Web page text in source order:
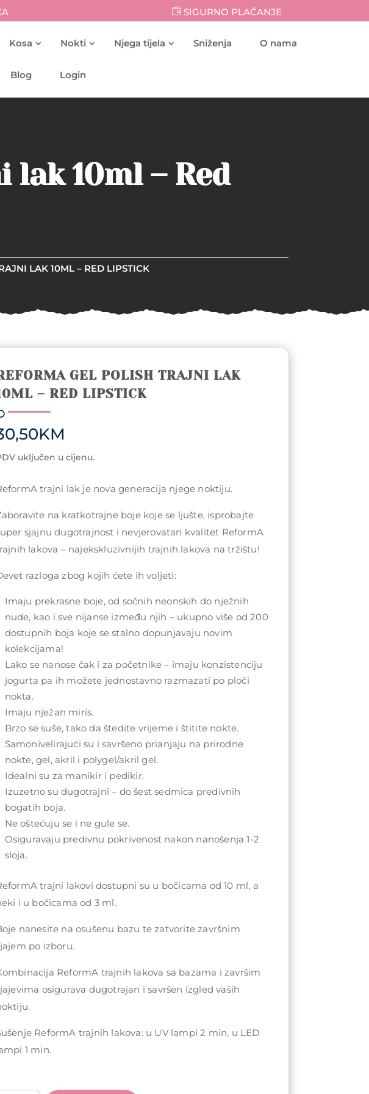
SIGURNO PLAĆANJE
Kosa Nokti Njega tijela Sniženja O nama
Blog Login
lak 10ml – Red
LAK 10ML – RED LIPSTICK
GEL POLISH TRAJNI LAK
– RED LIPSTICK
KM
uključen u cijenu.
trajni lak je nova generacija njege noktiju.
na kratkotrajne boje koje se ljušte, isprobajte
sjajnu dugotrajnost i nevjerovatan kvalitet ReformA
lakova – najekskluzivnijih trajnih lakova na tržištu!
razloga zbog kojih ćete ih voljeti:
Imaju prekrasne boje, od sočnih neonskih do nježnih
nude, kao i sve nijanse između njih – ukupno više od 200
dostupnih boja koje se stalno dopunjavaju novim
kolekcijama!
Lako se nanose čak i za početnike – imaju konzistenciju
jogurta pa ih možete jednostavno razmazati po ploči
nokta.
Imaju nježan miris.
Brzo se suše, tako da štedite vrijeme i štitite nokte.
Samonivelirajući su i savršeno prianjaju na prirodne
nokte, gel, akril i polygel/akril gel.
Idealni su za manikir i pedikir.
Izuzetno su dugotrajni – do šest sedmica predivnih
bogatih boja.
Ne oštećuju se i ne gule se.
Osiguravaju predivnu pokrivenost nakon nanošenja 1-2
sloja.
trajni lakovi dostupni su u bočicama od 10 ml, a
i u bočicama od 3 ml.
nanesite na osušenu bazu te zatvorite završnim
po izboru.
ReformA trajnih lakova sa bazama i završim
osigurava dugotrajan i savršen izgled vaših
ReformA trajnih lakova: u UV lampi 2 min, u LED
1 min.